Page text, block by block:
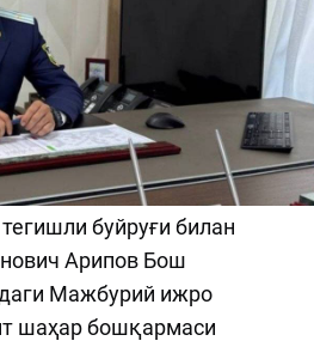
буйруғи билан
Арипов Бош
Мажбурий ижро
шаҳар бошқармаси